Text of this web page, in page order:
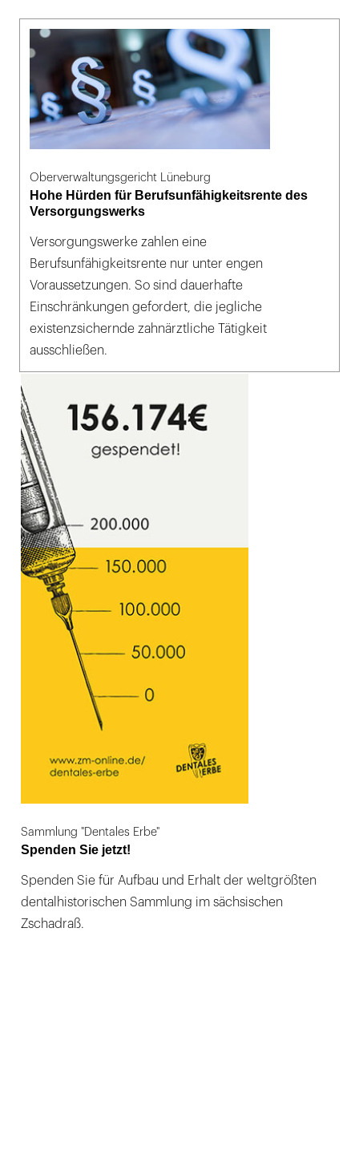
Oberverwaltungsgericht Lüneburg
Hohe Hürden für Berufsunfähigkeitsrente des
Versorgungswerks
Versorgungswerke zahlen eine
Berufsunfähigkeitsrente nur unter engen
Voraussetzungen. So sind dauerhafte
Einschränkungen gefordert, die jegliche
existenzsichernde zahnärztliche Tätigkeit
ausschließen.
Sammlung "Dentales Erbe"
Spenden Sie jetzt!
Spenden Sie für Aufbau und Erhalt der weltgrößten
dentalhistorischen Sammlung im sächsischen
Zschadraß.